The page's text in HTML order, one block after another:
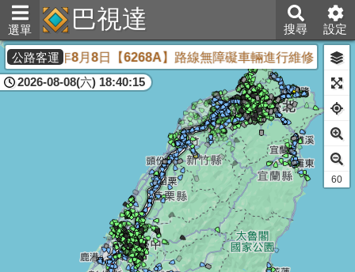
選單 巴視達 搜尋 設定
公路客運
運】115年8月8日【6268A】路線無障礙車輛進行維修，埔
2026-08-08(六) 18:40:15
61